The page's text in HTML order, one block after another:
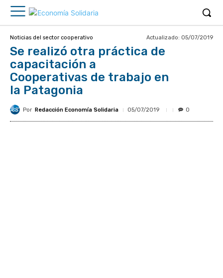
Noticias del sector cooperativo Actualizado: 05/07/2019
Se realizó otra práctica de
capacitación a
Cooperativas de trabajo en
la Patagonia
Por Redacción Economía Solidaria 05/07/2019 0